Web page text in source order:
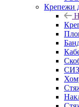
Крепежи
СИЗ